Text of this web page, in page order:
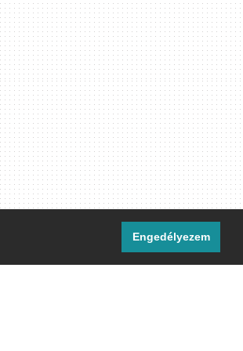
Engedélyezem